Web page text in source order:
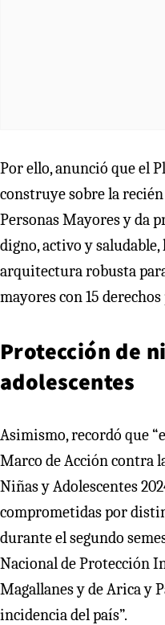
Por ello, anunció que el
construye sobre la
Personas Mayores y da
digno, activo y
arquitectura robusta
mayores con 15 derechos
Protección de
adolescentes
Asimismo, recordó que
Marco de Acción contra
Niñas y Adolescentes
comprometidas por
durante el segundo
Nacional de Protección
Magallanes y de Arica y
incidencia del país”.